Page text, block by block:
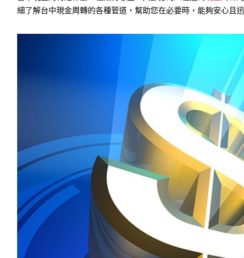
細了解台中現金周轉的各種管道，幫助您在必要時，能夠安心且